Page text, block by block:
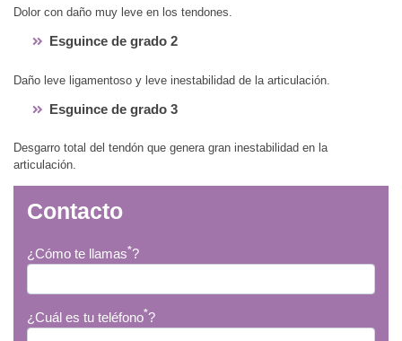
Dolor con daño muy leve en los tendones.
Esguince de grado 2
Daño leve ligamentoso y leve inestabilidad de la articulación.
Esguince de grado 3
Desgarro total del tendón que genera gran inestabilidad en la
articulación.
Contacto
¿Cómo te llamas*?
¿Cuál es tu teléfono*?